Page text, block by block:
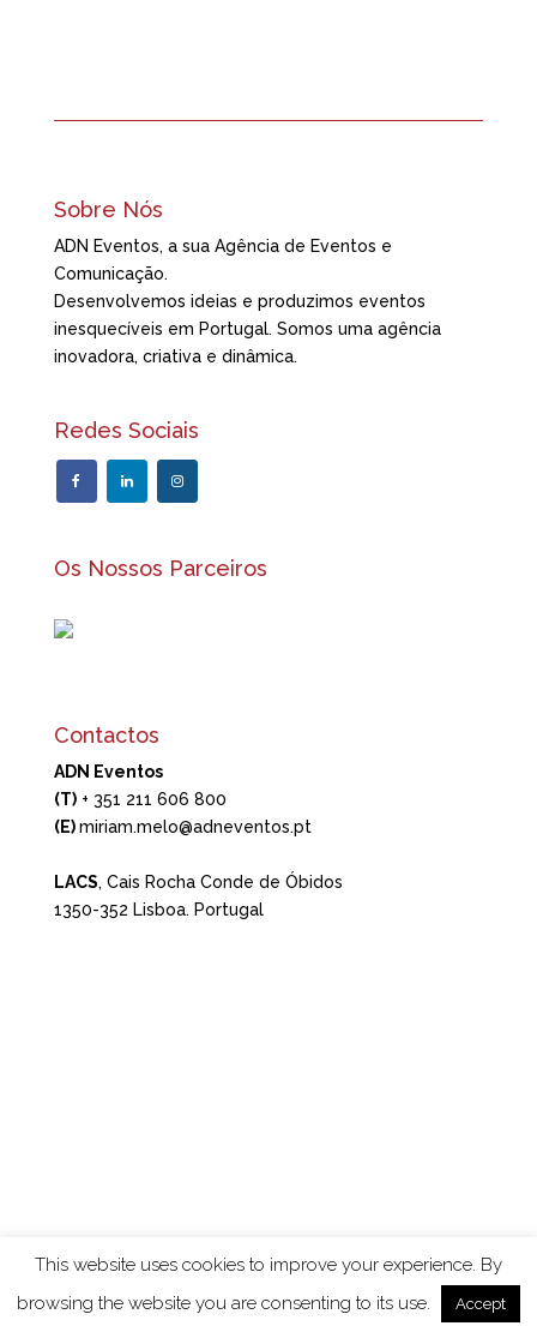
Sobre Nós
ADN Eventos, a sua Agência de Eventos e
Comunicação.
Desenvolvemos ideias e produzimos eventos
inesquecíveis em Portugal. Somos uma agência
inovadora, criativa e dinâmica.
Redes Sociais
Os Nossos Parceiros
Contactos
ADN Eventos
(T) + 351 211 606 800
(E)miriam.melo@adneventos.pt
LACS, Cais Rocha Conde de Óbidos
1350-352 Lisboa. Portugal
Designed by Elegant Themes| Powered by
This website uses cookies to improve your experience. By
browsing the website you are consenting to its use.
Accept